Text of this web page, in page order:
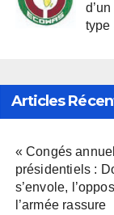
Articles
« Congés
présidentiels :
s’envole,
l’armée rassure